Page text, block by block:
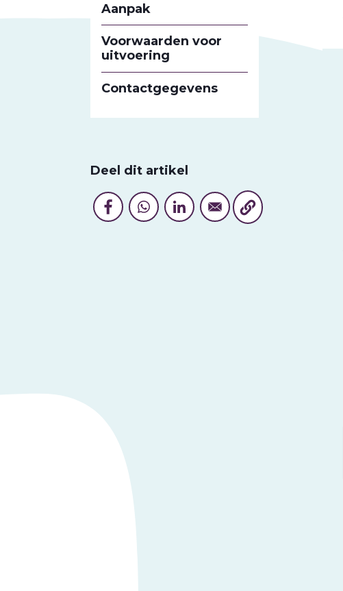
Aanpak
Voorwaarden voor
uitvoering
Contactgegevens
Deel dit artikel